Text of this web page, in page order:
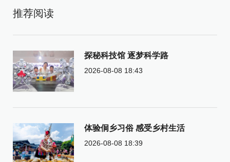
推荐阅读
探秘科技馆 逐梦科学路
2026-08-08 18:43
体验侗乡习俗 感受乡村生活
2026-08-08 18:39